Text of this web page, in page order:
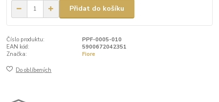
Přidat do košíku
Číslo produktu:
PPF-0005-010
EAN kód:
5900672042351
Značka:
Fiore
Do oblíbených